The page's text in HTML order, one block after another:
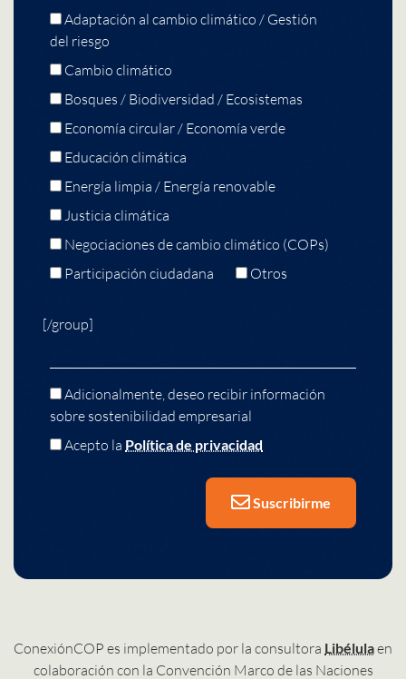
Adaptación al cambio climático / Gestión
del riesgo
Cambio climático
Bosques / Biodiversidad / Ecosistemas
Economía circular / Economía verde
Educación climática
Energía limpia / Energía renovable
Justicia climática
Negociaciones de cambio climático (COPs)
Participación ciudadana
Otros
[/group]
Adicionalmente, deseo recibir información
sobre sostenibilidad empresarial
Acepto la Política de privacidad
Suscribirme
ConexiónCOP es implementado por la consultora Libélulaen
colaboración con la Convención Marco de las Naciones